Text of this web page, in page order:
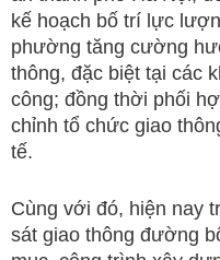
kế hoạch bố trí lực
phường tăng cường
thông, đặc biệt tại các
công; đồng thời phối
chỉnh tổ chức giao
tế.
Cùng với đó, hiện nay
sát giao thông đường